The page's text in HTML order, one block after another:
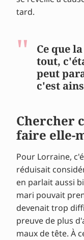
tard.
Ce que
tout,
peut
c'est
Chercher
faire elle-
Pour Lorraine,
réduisait
en parlait aussi
mari pouvait
devenait trop
preuve de plus
maux de tête. À